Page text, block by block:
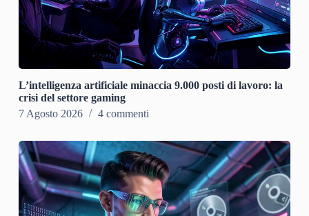
L’intelligenza artificiale minaccia 9.000 posti di lavoro: la
crisi del settore gaming
7 Agosto 2026
4 commenti